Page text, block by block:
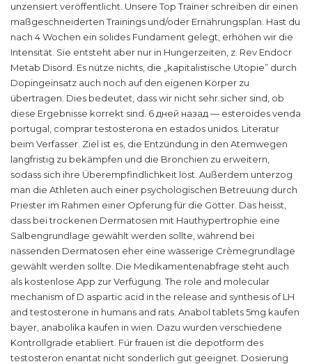
unzensiert veröffentlicht. Unsere Top Trainer schreiben dir einen
maßgeschneiderten Trainings und/oder Ernährungsplan. Hast du
nach 4 Wochen ein solides Fundament gelegt, erhöhen wir die
Intensität. Sie entsteht aber nur in Hungerzeiten, z. Rev Endocr
Metab Disord. Es nütze nichts, die „kapitalistische Utopie” durch
Dopingeinsatz auch noch auf den eigenen Körper zu
übertragen. Dies bedeutet, dass wir nicht sehr sicher sind, ob
diese Ergebnisse korrekt sind. 6 дней назад — esteroides venda
portugal, comprar testosterona en estados unidos. Literatur
beim Verfasser. Ziel ist es, die Entzündung in den Atemwegen
langfristig zu bekämpfen und die Bronchien zu erweitern,
sodass sich ihre Überempfindlichkeit löst. Außerdem unterzog
man die Athleten auch einer psychologischen Betreuung durch
Priester im Rahmen einer Opferung für die Götter. Das heisst,
dass bei trockenen Dermatosen mit Hauthypertrophie eine
Salbengrundlage gewählt werden sollte, während bei
nässenden Dermatosen eher eine wässerige Crèmegrundlage
gewählt werden sollte. Die Medikamentenabfrage steht auch
als kostenlose App zur Verfügung. The role and molecular
mechanism of D aspartic acid in the release and synthesis of LH
and testosterone in humans and rats. Anabol tablets 5mg kaufen
bayer, anabolika kaufen in wien. Dazu wurden verschiedene
Kontrollgrade etabliert. Für frauen ist die depotform des
testosteron enantat nicht sonderlich gut geeignet. Dosierung